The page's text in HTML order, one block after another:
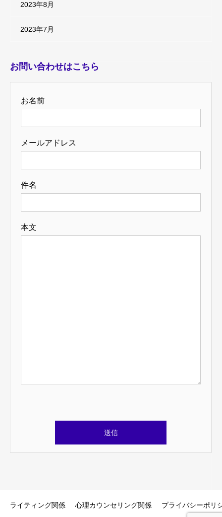
2023年8月
2023年7月
お問い合わせはこちら
お名前
メールアドレス
件名
本文
ライティング関係 心理カウンセリング関係 プライバシーポリ